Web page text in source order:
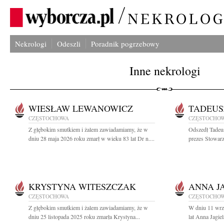
Nekrologi Odeszli Poradnik pogrzebowy
Inne nekrologi
WIESŁAW LEWANOWICZ
CZĘSTOCHOWA
Z głębokim smutkiem i żalem zawiadamiamy, że w
dniu 28 maja 2026 roku zmarł w wieku 83 lat Dr n....
Odszedł
prezes
KRYSTYNA WITESZCZAK
CZĘSTOCHOWA
Z głębokim smutkiem i żalem zawiadamiamy, że w
dniu 25 listopada 2025 roku zmarła Krystyna...
ANNA
W dniu 11
lat Anna